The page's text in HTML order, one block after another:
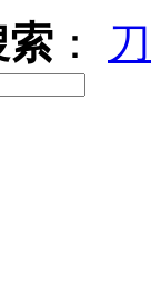
索 ：